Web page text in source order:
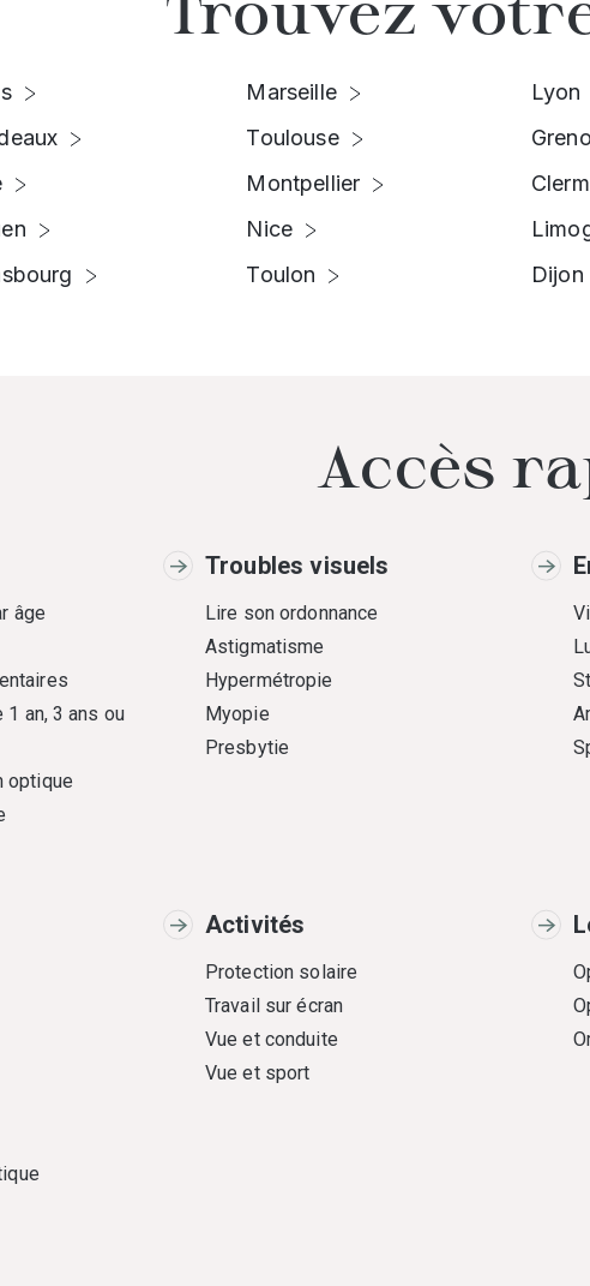
Marseille
Toulouse
Montpellier
Nice
Toulon
Lyon
Dijon
Accès
âge
1 an, 3 ans ou
optique
Troubles visuels
Lire son ordonnance
Astigmatisme
Hypermétropie
Myopie
Presbytie
Activités
Protection solaire
Travail sur écran
Vue et conduite
Vue et sport